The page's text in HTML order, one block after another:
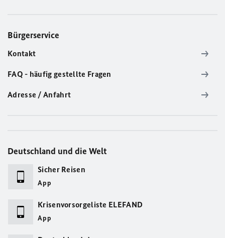
Bürgerservice
Kontakt
FAQ - häufig gestellte Fragen
Adresse / Anfahrt
Deutschland und die Welt
Sicher Reisen
App
Krisenvorsorgeliste ELEFAND
App